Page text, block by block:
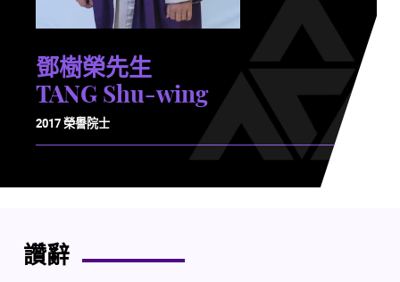
鄧樹榮先生
TANG Shu-wing
2017 榮譽院士
讚辭